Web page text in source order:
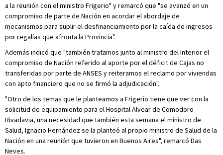
a la reunión con el ministro Frigerio" y remarcó que "se avanzó en un
compromiso de parte de Nación en acordar el abordaje de
mecanismos para suplir el desfinanciamiento por la caída de ingresos
por regalías que afronta la Provincia".
Además indicó que "también tratamos junto al ministro del Interior el
compromiso de Nación referido al aporte por el déficit de Cajas no
transferidas por parte de ANSES y reiteramos el reclamo por viviendas
con apto financiero que no se firmó la adjudicación".
"Otro de los temas que le planteamos a Frigerio tiene que ver con la
solicitud de equipamiento para el Hospital Alvear de Comodoro
Rivadavia, una necesidad que también esta semana el ministro de
Salud, Ignacio Hernández se la planteó al propio ministro de Salud de la
Nación en una reunión que tuvieron en Buenos Aires", remarcó Das
Neves.